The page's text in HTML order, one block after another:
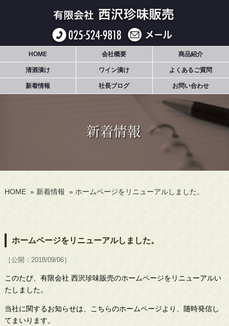
HOME 会社概要 商品紹介
清酒漬け ワイン漬け よくあるご質問
新着情報 社長ブログ お問い合わせ
HOME » 新着情報 » ホームページをリニューアルしました。
ホームページをリニューアルしました。
［公開：2018/09/06］
このたび、有限会社 西沢珍味販売のホームページをリニューアルい
たしました。
当社に関するお知らせは、こちらのホームページより、随時発信し
てまいります。